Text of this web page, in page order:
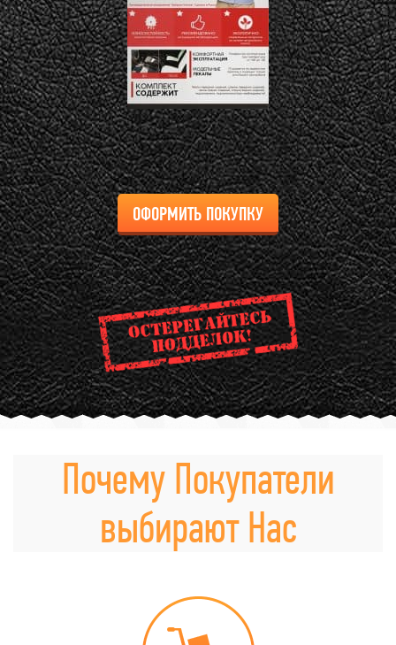
ОФОРМИТЬ ПОКУПКУ
Почему Покупатели
выбирают Нас